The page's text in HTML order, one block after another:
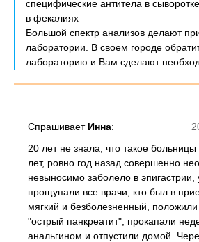
специфические антитела в
в фекалиях
Большой спектр анализов делают
лаборатории. В своем городе
лабораторию и Вам сделают
Спрашивает Инна:
20 лет не знала, что такое
лет, ровно год назад совершенно
невыносимо заболело в эпигастрии,
прощупали все врачи, кто был в
мягкий и безболезненный, положили
"острый панкреатит", прокапали
анальгином и отпустили домой.